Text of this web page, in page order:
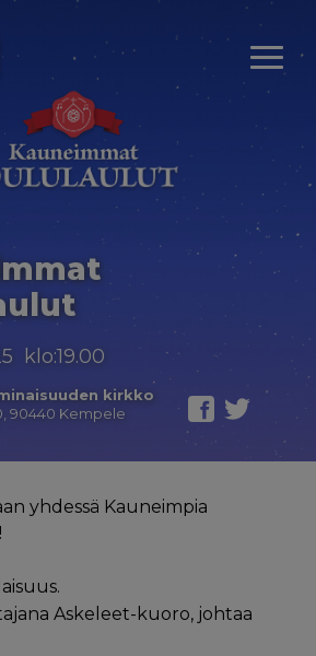
klo:19.00
kirkko
90440 Kempele
yhdessä Kauneimpia
Askeleet-kuoro, johtaa